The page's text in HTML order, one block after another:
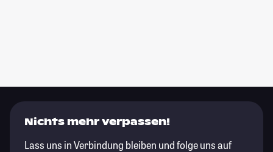
Nichts mehr verpassen!
Lass uns in Verbindung bleiben und folge uns auf